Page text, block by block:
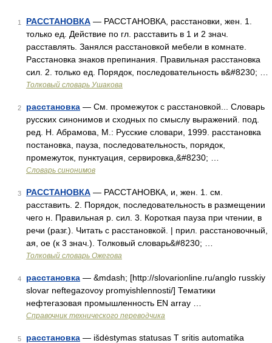
1 РАССТАНОВКА — РАССТАНОВКА, расстановки, жен. 1.
только ед. Действие по гл. расставить в 1 и 2 знач.
расставлять. Занялся расстановкой мебели в комнате.
Расстановка знаков препинания. Правильная расстановка
сил. 2. только ед. Порядок, последовательность в&#8230; …
Толковый словарь Ушакова
2 расстановка — См. промежуток с расстановкой... Словарь
русских синонимов и сходных по смыслу выражений. под.
ред. Н. Абрамова, М.: Русские словари, 1999. расстановка
постановка, пауза, последовательность, порядок,
промежуток, пунктуация, сервировка,&#8230; …
Словарь синонимов
3 РАССТАНОВКА — РАССТАНОВКА, и, жен. 1. см.
расставить. 2. Порядок, последовательность в размещении
чего н. Правильная р. сил. 3. Короткая пауза при чтении, в
речи (разг.). Читать с расстановкой. | прил. расстановочный,
ая, ое (к 3 знач.). Толковый словарь&#8230; …
Толковый словарь Ожегова
4 расстановка — &mdash; [http://slovarionline.ru/anglo russkiy
slovar neftegazovoy promyishlennosti/] Тематики
нефтегазовая промышленность EN array …
Справочник технического переводчика
5 расстановка — išdėstymas statusas T sritis automatika